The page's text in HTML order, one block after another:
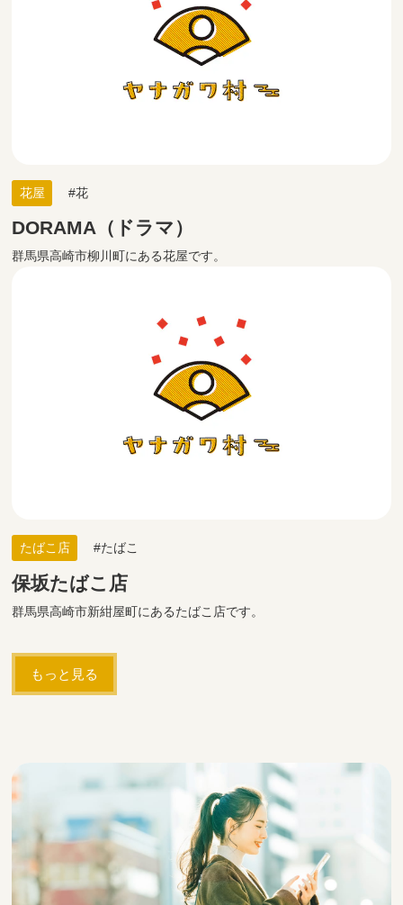
花屋 花
DORAMA（ドラマ）
群馬県高崎市柳川町にある花屋です。
たばこ店 たばこ
保坂たばこ店
群馬県高崎市新紺屋町にあるたばこ店です。
もっと見る